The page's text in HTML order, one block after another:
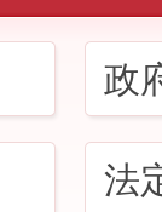
政
法